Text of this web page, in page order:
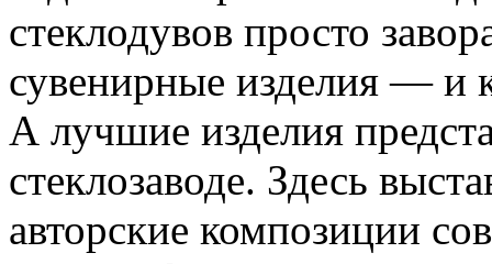
стеклодувов просто
сувенирные изделия — и
А лучшие изделия
стеклозаводе. Здесь
авторские композиции